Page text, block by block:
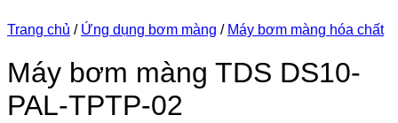
Trang chủ / Ứng dụng bơm màng / Máy bơm màng hóa chất
Máy bơm màng TDS DS10-
PAL-TPTP-02